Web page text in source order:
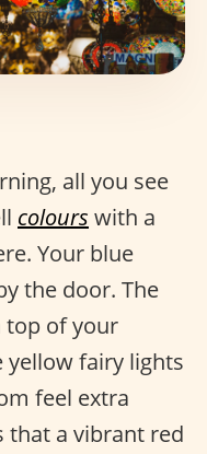
all you see
colours with a
Your blue
the door. The
top of your
yellow fairy lights
feel extra
that a vibrant red